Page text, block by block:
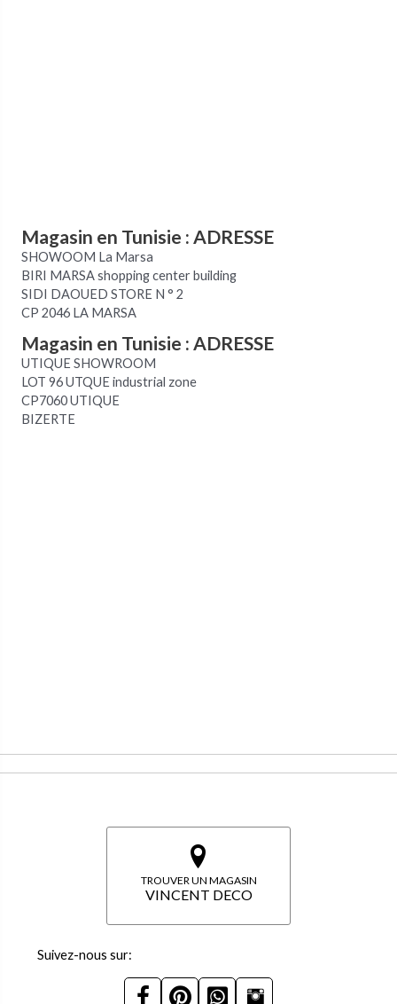
Magasin en Tunisie : ADRESSE
SHOWOOM La Marsa
BIRI MARSA shopping center building
SIDI DAOUED STORE N ° 2
CP 2046 LA MARSA
Magasin en Tunisie : ADRESSE
UTIQUE SHOWROOM
LOT 96 UTQUE industrial zone
CP7060 UTIQUE
BIZERTE
TROUVER UN MAGASIN
VINCENT DECO
Suivez-nous sur: